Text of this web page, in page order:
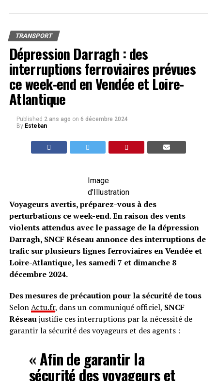
TRANSPORT
Dépression Darragh : des
interruptions ferroviaires prévues
ce week-end en Vendée et Loire-
Atlantique
Published 2 ans ago on 6 décembre 2024
By Esteban
Image
d’Illustration
Voyageurs avertis, préparez-vous à des
perturbations ce week-end. En raison des vents
violents attendus avec le passage de la dépression
Darragh, SNCF Réseau annonce des interruptions de
trafic sur plusieurs lignes ferroviaires en Vendée et
Loire-Atlantique, les samedi 7 et dimanche 8
décembre 2024.
Des mesures de précaution pour la sécurité de tous
SelonActu.fr, dans un communiqué officiel, SNCF
Réseaujustifie ces interruptions par la nécessité de
garantir la sécurité des voyageurs et des agents :
« Afin de garantir la
sécurité des voyageurs et